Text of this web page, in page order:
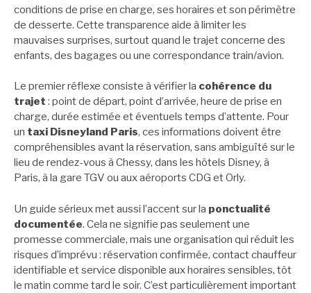
conditions de prise en charge, ses horaires et son périmètre
de desserte. Cette transparence aide à limiter les
mauvaises surprises, surtout quand le trajet concerne des
enfants, des bagages ou une correspondance train/avion.
Le premier réflexe consiste à vérifier la cohérence du
trajet : point de départ, point d’arrivée, heure de prise en
charge, durée estimée et éventuels temps d’attente. Pour
un taxi Disneyland Paris, ces informations doivent être
compréhensibles avant la réservation, sans ambiguïté sur le
lieu de rendez-vous à Chessy, dans les hôtels Disney, à
Paris, à la gare TGV ou aux aéroports CDG et Orly.
Un guide sérieux met aussi l’accent sur la ponctualité
documentée. Cela ne signifie pas seulement une
promesse commerciale, mais une organisation qui réduit les
risques d’imprévu : réservation confirmée, contact chauffeur
identifiable et service disponible aux horaires sensibles, tôt
le matin comme tard le soir. C’est particulièrement important